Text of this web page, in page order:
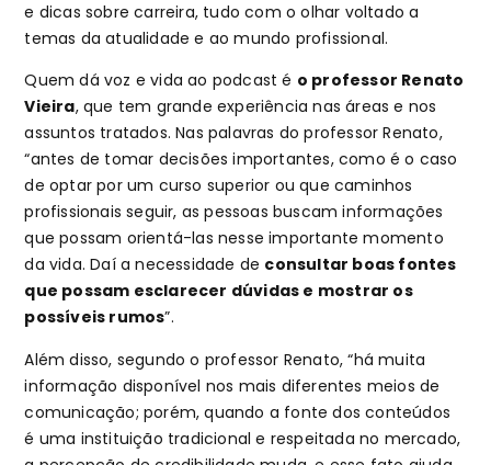
e dicas sobre carreira, tudo com o olhar voltado a
temas da atualidade e ao mundo profissional.
Quem dá voz e vida ao podcast é o professor Renato
Vieira, que tem grande experiência nas áreas e nos
assuntos tratados. Nas palavras do professor Renato,
“antes de tomar decisões importantes, como é o caso
de optar por um curso superior ou que caminhos
profissionais seguir, as pessoas buscam informações
que possam orientá-las nesse importante momento
da vida. Daí a necessidade de consultar boas fontes
que possam esclarecer dúvidas e mostrar os
possíveis rumos”.
Além disso, segundo o professor Renato, “há muita
informação disponível nos mais diferentes meios de
comunicação; porém, quando a fonte dos conteúdos
é uma instituição tradicional e respeitada no mercado,